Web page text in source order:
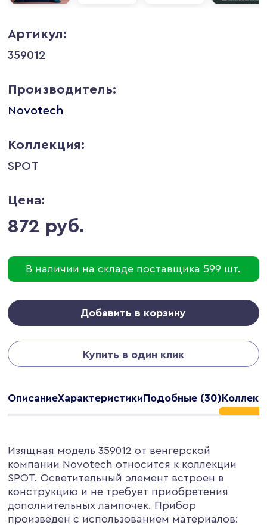
Артикул:
359012
Производитель:
Novotech
Коллекция:
SPOT
Цена:
872 руб.
В наличии на складе поставщика 599 шт.
Добавить в корзину
Купить в один клик
ОписаниеХарактеристикиПодобные (30)
Изящная модель 359012 от венгерской
компании Novotech относится к коллекции
SPOT. Осветительный элемент встроен в
конструкцию и не требует приобретения
дополнительных лампочек. Прибор
произведен с использованием материалов: